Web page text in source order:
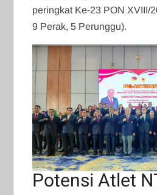
peringkat Ke-23 PON XVIII/
9 Perak, 5 Perunggu).
Potensi Atlet